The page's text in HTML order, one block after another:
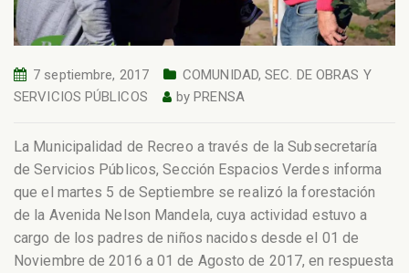
7 septiembre, 2017 COMUNIDAD,SEC. DE OBRAS Y
SERVICIOS PÚBLICOS
byPRENSA
La Municipalidad de Recreo a través de la Subsecretaría
de Servicios Públicos, Sección Espacios Verdes informa
que el martes 5 de Septiembre se realizó la forestación
de la Avenida Nelson Mandela, cuya actividad estuvo a
cargo de los padres de niños nacidos desde el 01 de
Noviembre de 2016 a 01 de Agosto de 2017, en respuesta